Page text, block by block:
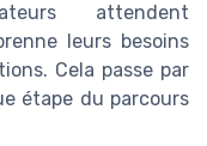
attendent
leurs besoins
Cela passe par
étape du parcours